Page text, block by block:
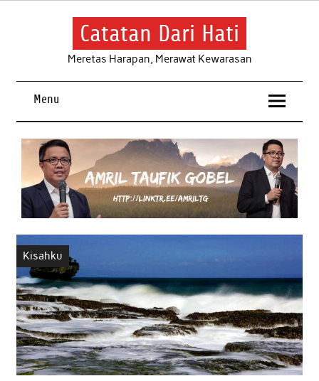
Skip
Catatan Dari Hati
Meretas Harapan, Merawat Kewarasan
Menu
Kisahku